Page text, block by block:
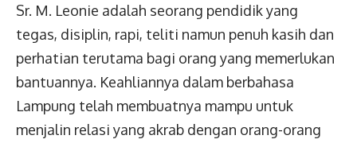
Sr. M. Leonie adalah seorang pendidik yang
tegas, disiplin, rapi, teliti namun penuh kasih dan
perhatian terutama bagi orang yang memerlukan
bantuannya. Keahliannya dalam berbahasa
Lampung telah membuatnya mampu untuk
menjalin relasi yang akrab dengan orang-orang